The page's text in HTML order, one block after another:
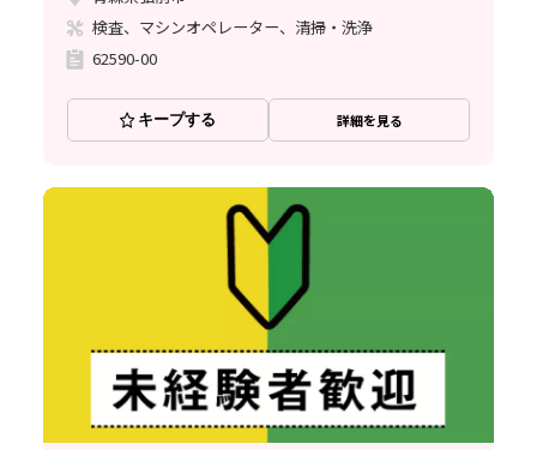
検査、マシンオペレーター、清掃・洗浄
62590-00
キープする 詳細を見る